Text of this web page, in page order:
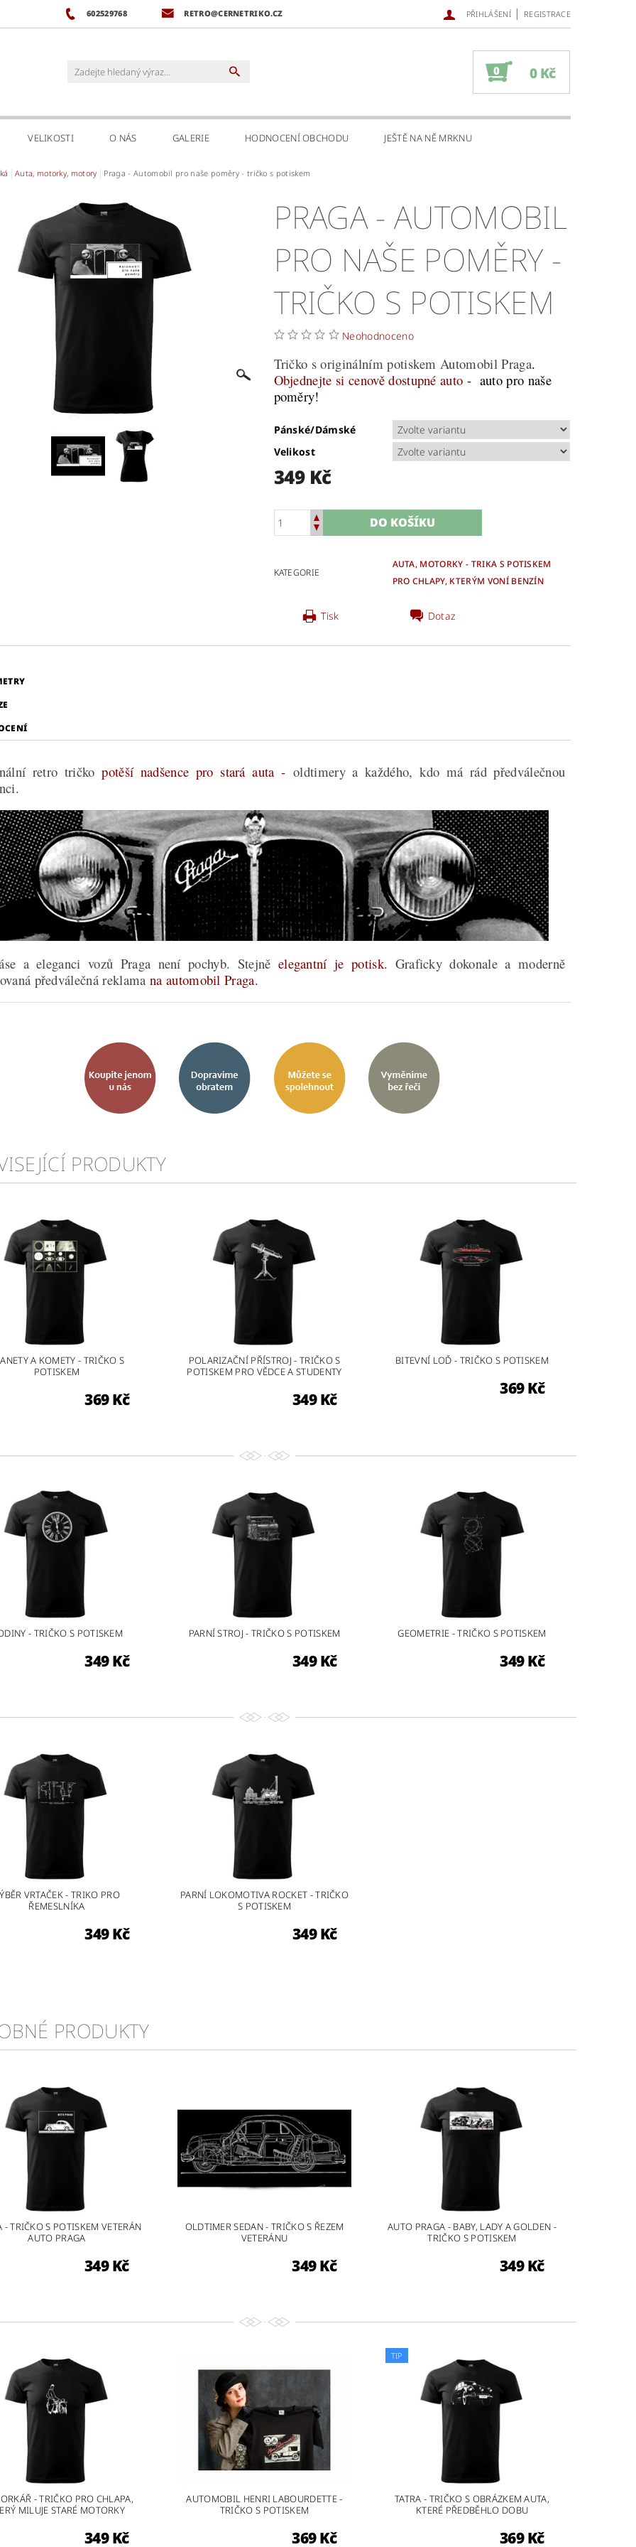
602529768 RETRO@CERNETRIKO.CZ PŘIHLÁŠENÍ | REGISTRACE
0 0 Kč
VELIKOSTI O NÁS GALERIE HODNOCENÍ OBCHODU JEŠTĚ NA NĚ MRKNU
Auta, motorky, motory Praga - Automobil pro naše poměry - tričko s potiskem
PRAGA - AUTOMOBIL
PRO NAŠE POMĚRY -
TRIČKO S POTISKEM
Neohodnoceno
Tričko s originálním potiskem AutomobilPraga.
Objednejte si cenově dostupné auto - auto pro naše
poměry!
Pánské/Dámské
Velikost
349 Kč
KATEGORIE
AUTA, MOTORKY - TRIKA S POTISKEM
PRO CHLAPY, KTERÝM VONÍ BENZÍN
Tisk Dotaz
retro tričkopotěší nadšence pro stará auta - oldtimery a každého, kdo má rád předválečnou
a eleganci vozů Praga není pochyb. Stejně elegantní je potisk. Graficky dokonale a moderně
předválečná reklama na automobil Praga.
PRODUKTY
A KOMETY - TRIČKO S
POTISKEM
369 Kč
POLARIZAČNÍ PŘÍSTROJ - TRIČKO S
POTISKEM PRO VĚDCE A STUDENTY
349 Kč
BITEVNÍ LOĎ - TRIČKO S POTISKEM
369 Kč
- TRIČKO S POTISKEM
349 Kč
PARNÍ STROJ - TRIČKO S POTISKEM
349 Kč
GEOMETRIE - TRIČKO S POTISKEM
349 Kč
VRTAČEK - TRIKO PRO
ŘEMESLNÍKA
349 Kč
PARNÍ LOKOMOTIVA ROCKET - TRIČKO
S POTISKEM
349 Kč
PRODUKTY
- TRIČKO S POTISKEM VETERÁN
AUTO PRAGA
349 Kč
OLDTIMER SEDAN - TRIČKO S ŘEZEM
VETERÁNU
349 Kč
AUTO PRAGA - BABY, LADY A GOLDEN -
TRIČKO S POTISKEM
349 Kč
- TRIČKO PRO CHLAPA,
MILUJE STARÉ MOTORKY
349 Kč
AUTOMOBIL HENRI LABOURDETTE -
TRIČKO S POTISKEM
369 Kč
TIP
TATRA - TRIČKO S OBRÁZKEM AUTA,
KTERÉ PŘEDBĚHLO DOBU
369 Kč